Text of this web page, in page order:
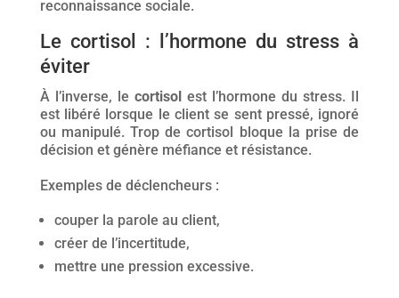
reconnaissance sociale.
Le cortisol : l’hormone du stress à
éviter
À l’inverse, le cortisol est l’hormone du stress. Il
est libéré lorsque le client se sent pressé, ignoré
ou manipulé. Trop de cortisol bloque la prise de
décision et génère méfiance et résistance.
Exemples de déclencheurs :
couper la parole au client,
créer de l’incertitude,
mettre une pression excessive.